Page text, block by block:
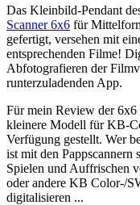
Das Kleinbild-Pendant
Scanner 6x6 für
gefertigt, versehen mit
entsprechenden Filme!
Abfotografieren der
runterzuladenden App.
Für mein Review der
kleinere Modell für KB-
Verfügung gestellt. Wer
ist mit den Pappscannern
Spielen und Auffrischen
oder andere KB Color-/
digitalisieren ...